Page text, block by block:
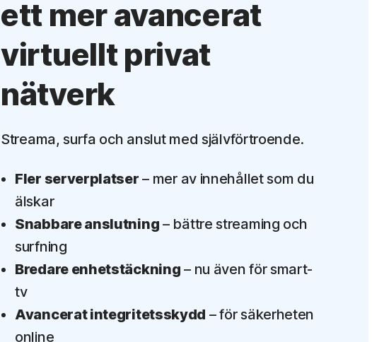
ett mer avancerat
virtuellt privat
nätverk
Streama, surfa och anslut med självförtroende.
Fler serverplatser – mer av innehållet som du
älskar
Snabbare anslutning – bättre streaming och
surfning
Bredare enhetstäckning – nu även för smart-
tv
Avancerat integritetsskydd – för säkerheten
online